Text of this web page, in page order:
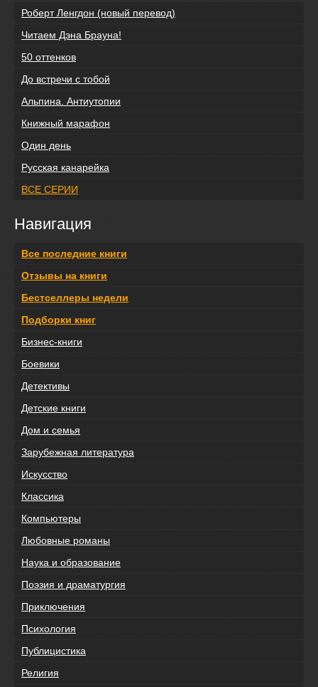
Роберт Ленгдон (новый перевод)
Читаем Дэна Брауна!
50 оттенков
До встречи с тобой
Альпина. Антиутопии
Книжный марафон
Один день
Русская канарейка
ВСЕ СЕРИИ
Навигация
Все последние книги
Отзывы на книги
Бестселлеры недели
Подборки книг
Бизнес-книги
Боевики
Детективы
Детские книги
Дом и семья
Зарубежная литература
Искусство
Классика
Компьютеры
Любовные романы
Наука и образование
Поэзия и драматургия
Приключения
Психология
Публицистика
Религия